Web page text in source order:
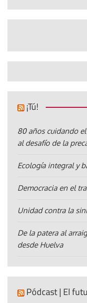
¡Tú!
80 años cuidando
al desafío de la
Ecología integral y
Democracia en el
Unidad contra la
De la patera al
desde Huelva
Pódcast | El